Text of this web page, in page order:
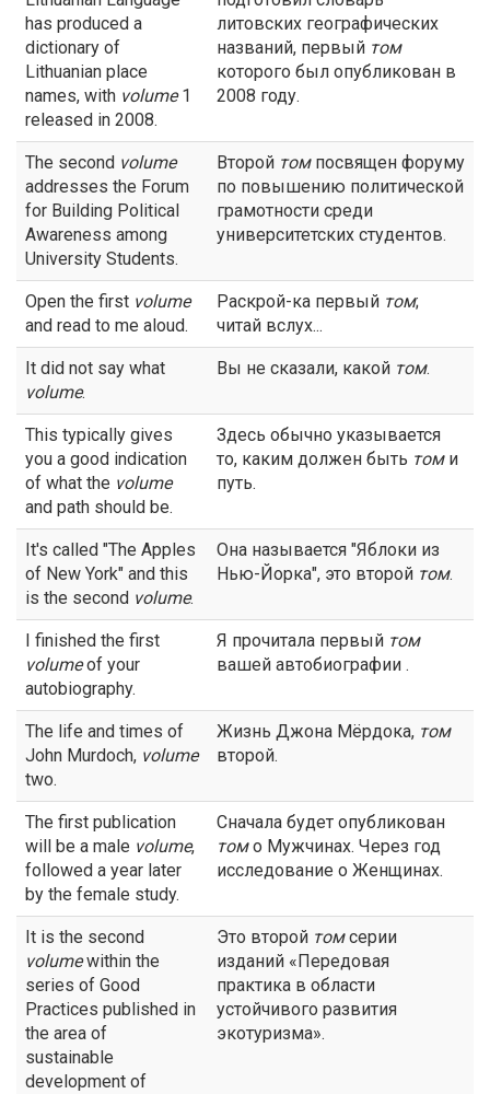
has produced a
dictionary of
Lithuanian place
names, with volume1
released in 2008.
литовских географических
названий, первый том
которого был опубликован в
2008 году.
The second volume
addresses the Forum
for Building Political
Awareness among
University Students.
Второй томпосвящен форуму
по повышению политической
грамотности среди
университетских студентов.
Open the first volume
and read to me aloud.
Раскрой-ка первый том;
читай вслух...
It did not say what
volume.
Вы не сказали, какой том.
This typically gives
you a good indication
of what the volume
and path should be.
Здесь обычно указывается
то, каким должен быть томи
путь.
It's called "The Apples
of New York" and this
is the second volume.
Она называется "Яблоки из
Нью-Йорка", это второй том.
I finished the first
volumeof your
autobiography.
Я прочитала первый том
вашей автобиографии .
The life and times of
John Murdoch, volume
two.
Жизнь Джона Мёрдока, том
второй.
The first publication
will be a male volume,
followed a year later
by the female study.
Сначала будет опубликован
томо Мужчинах. Через год
исследование о Женщинах.
It is the second
volumewithin the
series of Good
Practices published in
the area of
sustainable
development of
Это второй томсерии
изданий «Передовая
практика в области
устойчивого развития
экотуризма».